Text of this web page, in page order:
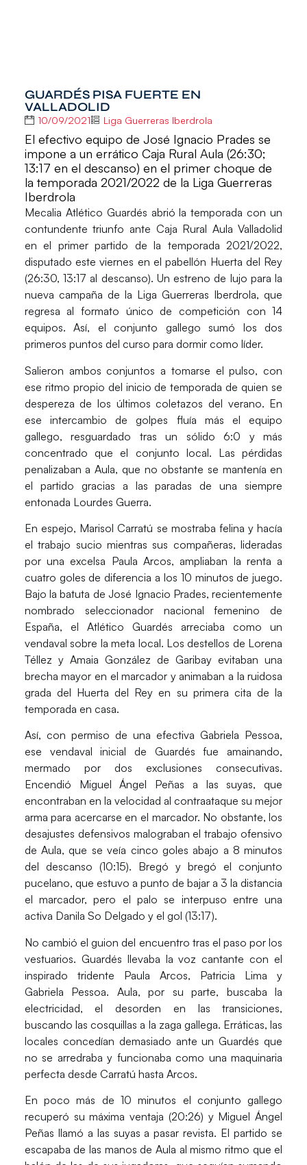
GUARDÉS PISA FUERTE EN
VALLADOLID
10/09/2021 Liga Guerreras Iberdrola
El efectivo equipo de José Ignacio Prades se
impone a un errático Caja Rural Aula (26:30;
13:17 en el descanso) en el primer choque de
la temporada 2021/2022 de la Liga Guerreras
Iberdrola
Mecalia Atlético Guardés abrió la temporada con un
contundente triunfo ante Caja Rural Aula Valladolid
en el primer partido de la temporada 2021/2022,
disputado este viernes en el pabellón Huerta del Rey
(26:30, 13:17 al descanso). Un estreno de lujo para la
nueva campaña de la Liga Guerreras Iberdrola, que
regresa al formato único de competición con 14
equipos. Así, el conjunto gallego sumó los dos
primeros puntos del curso para dormir como líder.
Salieron ambos conjuntos a tomarse el pulso, con
ese ritmo propio del inicio de temporada de quien se
despereza de los últimos coletazos del verano. En
ese intercambio de golpes fluía más el equipo
gallego, resguardado tras un sólido 6:0 y más
concentrado que el conjunto local. Las pérdidas
penalizaban a Aula, que no obstante se mantenía en
el partido gracias a las paradas de una siempre
entonada Lourdes Guerra.
En espejo, Marisol Carratú se mostraba felina y hacía
el trabajo sucio mientras sus compañeras, lideradas
por una excelsa Paula Arcos, ampliaban la renta a
cuatro goles de diferencia a los 10 minutos de juego.
Bajo la batuta deJosé Ignacio Prades, recientemente
nombrado seleccionador nacional femenino de
España, el Atlético Guardés arreciaba como un
vendaval sobre la meta local. Los destellos de Lorena
Téllez y Amaia González de Garibay evitaban una
brecha mayor en el marcador y animaban a la ruidosa
grada del Huerta del Rey en su primera cita de la
temporada en casa.
Así, con permiso de una efectivaGabriela Pessoa,
ese vendaval inicial de Guardés fue amainando,
mermado por dos exclusiones consecutivas.
Encendió Miguel Ángel Peñas a las suyas, que
encontraban en la velocidad al contraataque su mejor
arma para acercarse en el marcador. No obstante, los
desajustes defensivos malograban el trabajo ofensivo
de Aula, que se veía cinco goles abajo a 8 minutos
del descanso (10:15). Bregó y bregó el conjunto
pucelano, que estuvo a punto de bajar a 3 la distancia
el marcador, pero el palo se interpuso entre una
activa Danila So Delgado y el gol (13:17).
No cambió el guion del encuentro tras el paso por los
vestuarios. Guardés llevaba la voz cantante con el
inspirado tridente Paula Arcos, Patricia Lima y
Gabriela Pessoa. Aula, por su parte, buscaba la
electricidad, el desorden en las transiciones,
buscando las cosquillas a la zaga gallega. Erráticas, las
locales concedían demasiado ante un Guardés que
no se arredraba y funcionaba como una maquinaria
perfecta desde Carratú hasta Arcos.
En poco más de 10 minutos el conjunto gallego
recuperó su máxima ventaja (20:26) y Miguel Ángel
Peñas llamó a las suyas a pasar revista. El partido se
escapaba de las manos de Aula al mismo ritmo que el